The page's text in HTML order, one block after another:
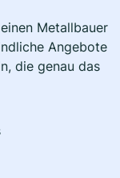
Metallbauer
Angebote
die genau das